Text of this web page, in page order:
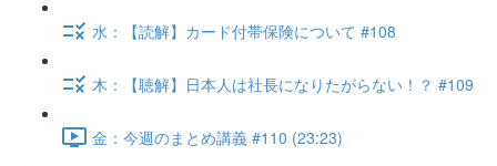
水：【読解】カード付帯保険について #108
木：【聴解】日本人は社長になりたがらない！？ #109
金：今週のまとめ講義 #110 (23:23)